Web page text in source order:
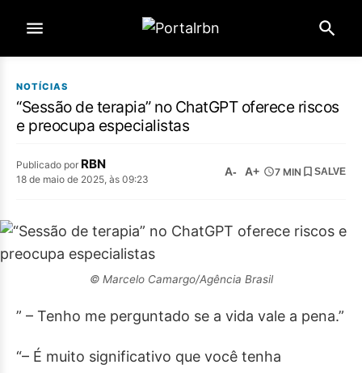
NOTÍCIAS
“Sessão de terapia” no ChatGPT oferece riscos
e preocupa especialistas
Publicado por RBN
18 de maio de 2025, às 09:23
A- A+ 7 MIN SALVE
© Marcelo Camargo/Agência Brasil
” – Tenho me perguntado se a vida vale a pena.”
“– É muito significativo que você tenha